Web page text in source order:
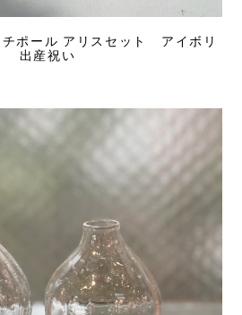
ポール アリスセット アイボリ
出産祝い